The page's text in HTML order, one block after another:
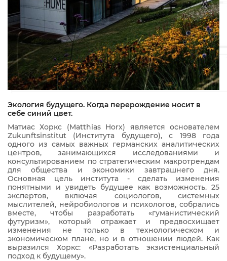
Экология будущего. Когда перерождение носит в
себе синий цвет.
Матиас Хоркс (Matthias Horx) является основателем
Zukunftsinstitut (Института будущего), с 1998 года
одного из самых важных германских аналитических
центров, занимающихся исследованиями и
консультированием по стратегическим макротрендам
для общества и экономики завтрашнего дня.
Основная цель института - сделать изменения
понятными и увидеть будущее как возможность. 25
экспертов, включая социологов, системных
мыслителей, нейробиологов и психологов, собрались
вместе, чтобы разработать «гуманистический
футуризм», который отражает и предвосхищает
изменения не только в технологическом и
экономическом плане, но и в отношении людей. Как
выразился Хоркс: «Разработать экзистенциальный
подход к будущему».